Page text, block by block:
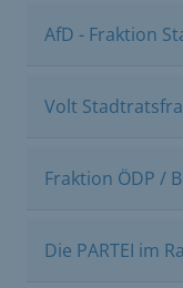
AfD - Fraktion
Volt
Fraktion ÖDP /
Die PARTEI im